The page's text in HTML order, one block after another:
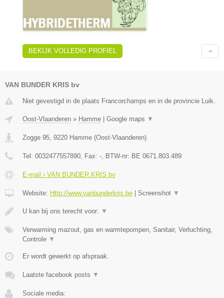
BEKIJK VOLLEDIG PROFIEL
VAN BUNDER KRIS bv
Niet gevestigd in de plaats Francorchamps en in de provincie Luik.
Oost-Vlaanderen » Hamme Google maps ▼
Zogge 95, 9220 Hamme (Oost-Vlaanderen)
Tel: 0032477557890, Fax: -, BTW-nr: BE 0671.803.489
E-mail › VAN BUNDER KRIS bv
Website: Http://www.vanbunderkris.be Screenshot ▼
U kan bij ons terecht voor: ▼
Verwarming mazout, gas en warmtepompen, Sanitair, Verluchting,
Controle ▼
Er wordt gewerkt op afspraak.
Laatste facebook posts ▼
Sociale media: